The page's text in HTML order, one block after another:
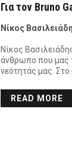
Για τον Bruno
Νίκος
Νίκος
άνθρωπο που μας
νεότητάς μας. Στο
READ MORE